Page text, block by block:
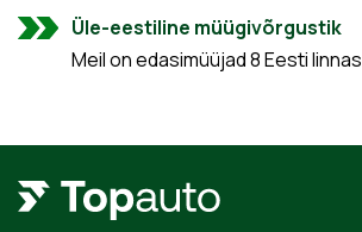
Üle-eestiline müügivõrgustik
Meil on edasimüüjad 8 Eesti linnas